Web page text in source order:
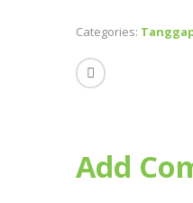
l b s
Categories:
Add